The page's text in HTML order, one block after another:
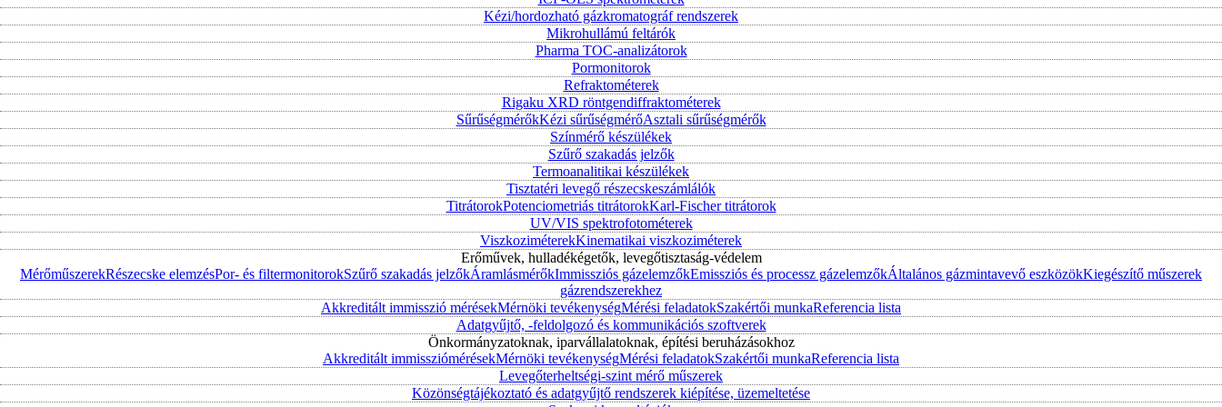
Kézi/hordozható gázkromatográf rendszerek
Mikrohullámú feltárók
Pharma TOC-analizátorok
Pormonitorok
Refraktométerek
Rigaku XRD röntgendiffraktométerek
SűrűségmérőkKézi sűrűségmérőAsztali sűrűségmérők
Színmérő készülékek
Szűrő szakadás jelzők
Termoanalitikai készülékek
Tisztatéri levegő részecskeszámlálók
TitrátorokPotenciometriás titrátorokKarl-Fischer titrátorok
UV/VIS spektrofotométerek
ViszkoziméterekKinematikai viszkoziméterek
Erőművek, hulladékégetők, levegőtisztaság-védelem
MérőműszerekRészecske elemzésPor- és filtermonitorokSzűrő szakadás jelzőkÁramlásmérőkImmissziós gázelemzőkEmissziós és processz gázelemzőkÁltalános gázmintavevő eszközökKiegészítő műszerek
gázrendszerekhez
Akkreditált immisszió mérésekMérnöki tevékenységMérési feladatokSzakértői munkaReferencia lista
Adatgyűjtő, -feldolgozó és kommunikációs szoftverek
Önkormányzatoknak, iparvállalatoknak, építési beruházásokhoz
Akkreditált immissziómérésekMérnöki tevékenységMérési feladatokSzakértői munkaReferencia lista
Levegőterheltségi-szint mérő műszerek
Közönségtájékoztató és adatgyűjtő rendszerek kiépítése, üzemeltetése